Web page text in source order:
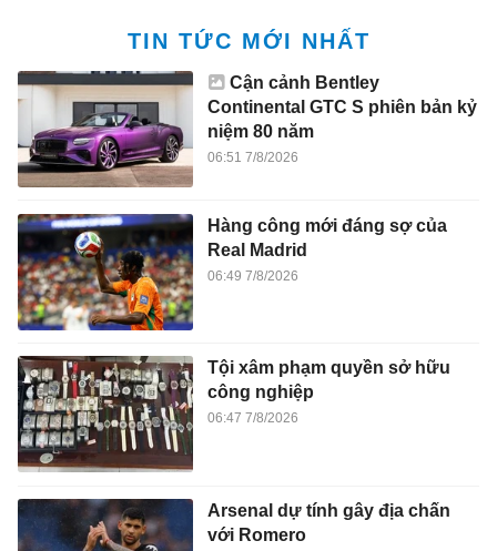
TIN TỨC MỚI NHẤT
Cận cảnh Bentley
Continental GTC S phiên bản kỷ
niệm 80 năm
06:51 7/8/2026
Hàng công mới đáng sợ của
Real Madrid
06:49 7/8/2026
Tội xâm phạm quyền sở hữu
công nghiệp
06:47 7/8/2026
Arsenal dự tính gây địa chấn
với Romero